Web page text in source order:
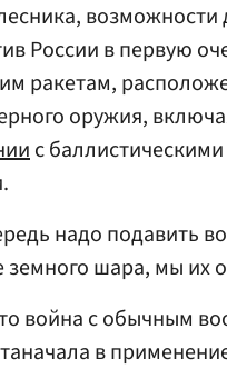
возможности
России в первую
ракетам,
оружия,
с
надо подавить
шара, мы их
война с обычным
в